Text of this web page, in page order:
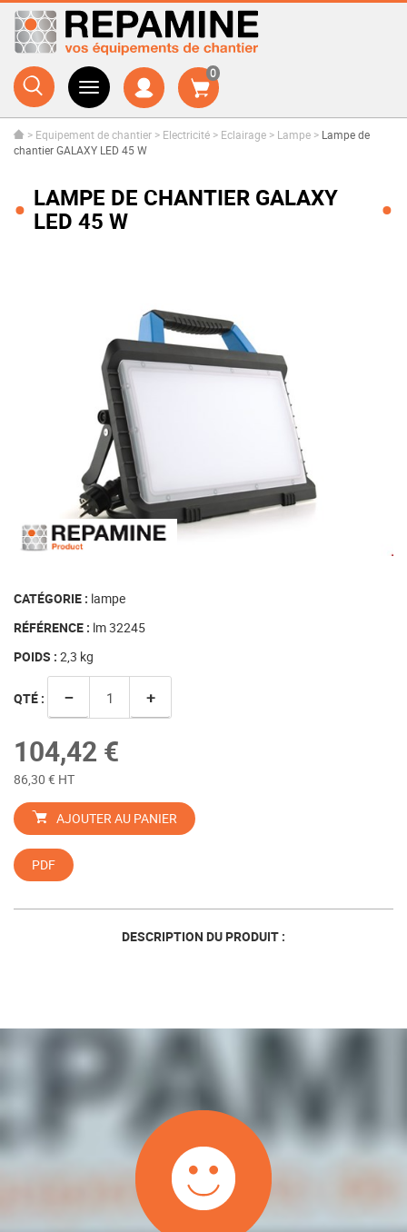
0
> Equipement de chantier > Electricité > Eclairage > Lampe > Lampe de
chantier GALAXY LED 45 W
LAMPE DE CHANTIER GALAXY
LED 45 W
CATÉGORIE : lampe
RÉFÉRENCE : lm 32245
POIDS : 2,3 kg
QTÉ : − +
104,42 €
86,30 € HT
AJOUTER AU PANIER
PDF
DESCRIPTION DU PRODUIT :